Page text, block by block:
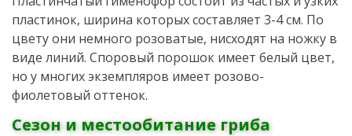
пластинок, ширина которых составляет 3-4 см. По
цвету они немного розоватые, нисходят на ножку в
виде линий. Споровый порошок имеет белый цвет,
но у многих экземпляров имеет розово-
фиолетовый оттенок.
Сезон и местообитание гриба